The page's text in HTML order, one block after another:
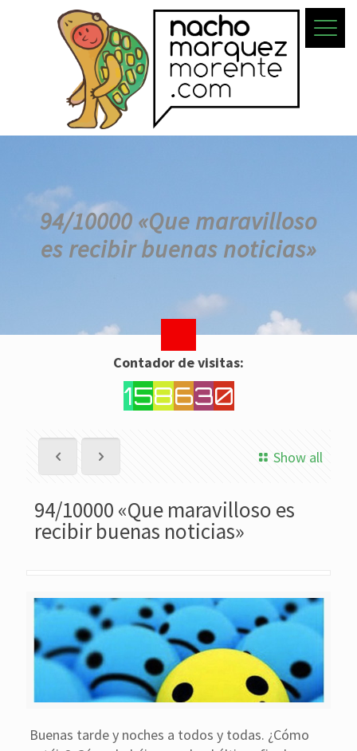
94/10000 «Que maravilloso
es recibir buenas noticias»
Contador de visitas:
158630
Show all
94/10000 «Que maravilloso es
recibir buenas noticias»
Buenas tarde y noches a todos y todas. ¿Cómo